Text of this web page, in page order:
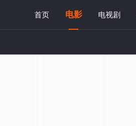
首页 电影 电视剧